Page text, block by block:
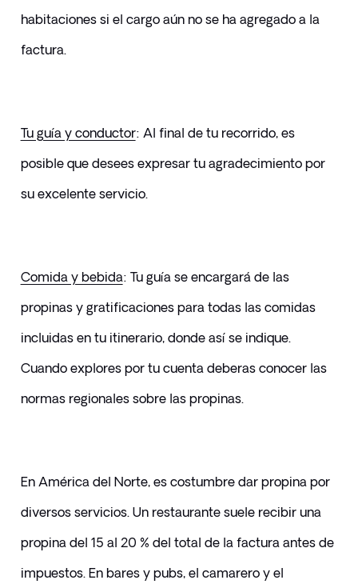
habitaciones si el cargo aún no se ha agregado a la
factura.
Tu guía y conductor: Al final de tu recorrido, es
posible que desees expresar tu agradecimiento por
su excelente servicio.
Comida y bebida: Tu guía se encargará de las
propinas y gratificaciones para todas las comidas
incluidas en tu itinerario, donde así se indique.
Cuando explores por tu cuenta deberas conocer las
normas regionales sobre las propinas.
En América del Norte, es costumbre dar propina por
diversos servicios. Un restaurante suele recibir una
propina del 15 al 20 % del total de la factura antes de
impuestos. En bares y pubs, el camarero y el